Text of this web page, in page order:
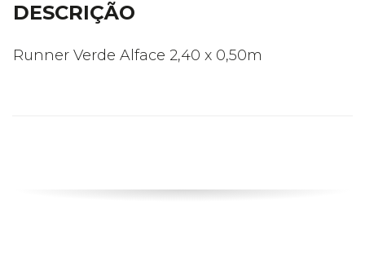
DESCRIÇÃO
Runner Verde Alface 2,40 x 0,50m